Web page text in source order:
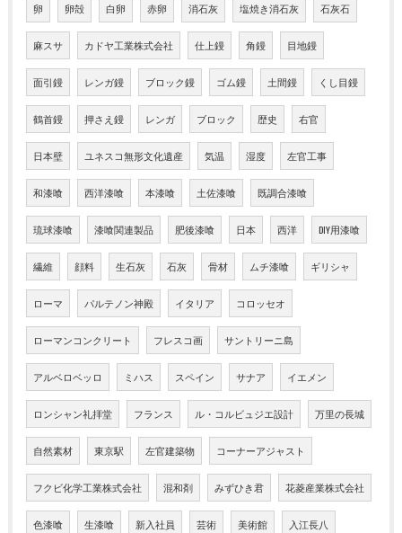
卵 卵殻 白卵 赤卵 消石灰 塩焼き消石灰 石灰石
麻スサ カドヤ工業株式会社 仕上鏝 角鏝 目地鏝
面引鏝 レンガ鏝 ブロック鏝 ゴム鏝 土間鏝 くし目鏝
鶴首鏝 押さえ鏝 レンガ ブロック 歴史 右官
日本壁 ユネスコ無形文化遺産 気温 湿度 左官工事
和漆喰 西洋漆喰 本漆喰 土佐漆喰 既調合漆喰
琉球漆喰 漆喰関連製品 肥後漆喰 日本 西洋 DIY用漆喰
繊維 顔料 生石灰 石灰 骨材 ムチ漆喰 ギリシャ
ローマ パルテノン神殿 イタリア コロッセオ
ローマンコンクリート フレスコ画 サントリーニ島
アルベロベッロ ミハス スペイン サナア イエメン
ロンシャン礼拝堂 フランス ル・コルビュジエ設計 万里の長城
自然素材 東京駅 左官建築物 コーナーアジャスト
フクビ化学工業株式会社 混和剤 みずひき君 花菱産業株式会社
色漆喰 生漆喰 新入社員 芸術 美術館 入江長八